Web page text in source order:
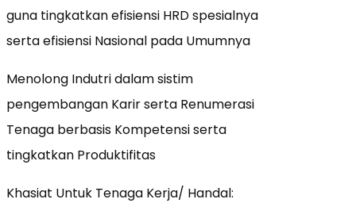
guna tingkatkan efisiensi HRD spesialnya
serta efisiensi Nasional pada Umumnya
Menolong Indutri dalam sistim
pengembangan Karir serta Renumerasi
Tenaga berbasis Kompetensi serta
tingkatkan Produktifitas
Khasiat Untuk Tenaga Kerja/ Handal: